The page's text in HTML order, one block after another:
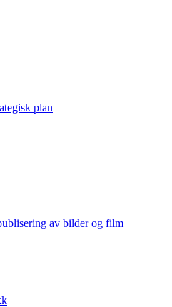
plan
av bilder og film